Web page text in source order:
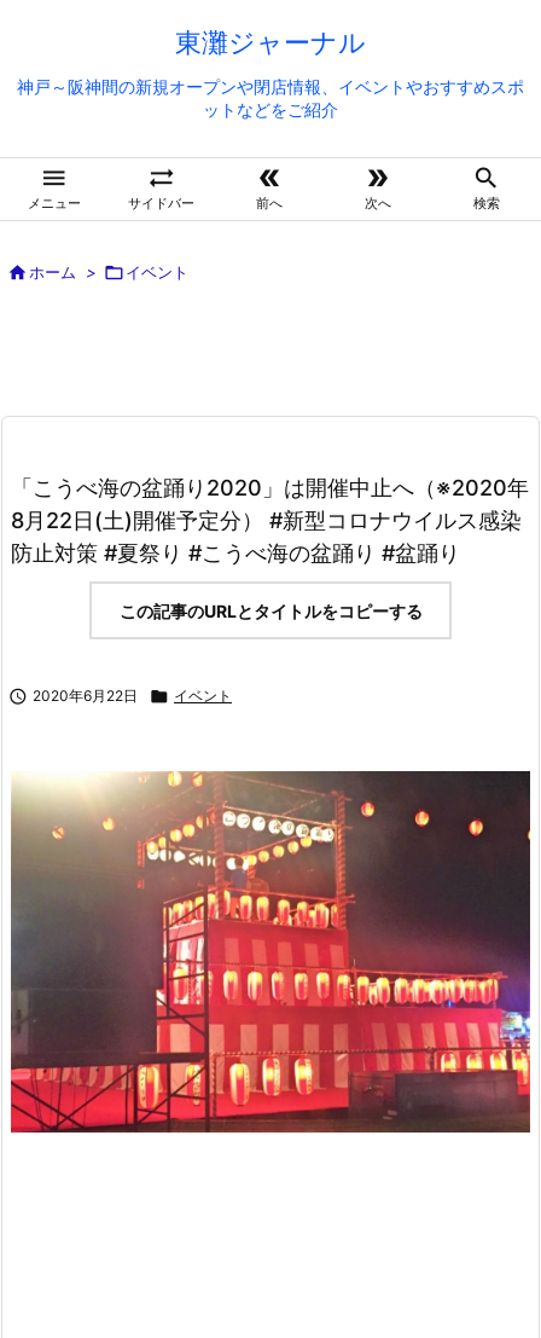
東灘ジャーナル
神戸～阪神間の新規オープンや閉店情報、イベントやおすすめスポ
ットなどをご紹介

メニュー

サイドバー

前へ

次へ

検索
ホーム > イベント
「こうべ海の盆踊り2020」は開催中止へ（※2020年
8月22日(土)開催予定分） #新型コロナウイルス感染
防止対策 #夏祭り #こうべ海の盆踊り #盆踊り
この記事のURLとタイトルをコピーする
 2020年6月22日  イベント